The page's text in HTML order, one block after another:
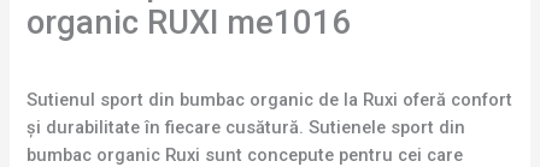
organic RUXI me1016
Sutienul sport din bumbac organic de la Ruxi oferă confort
și durabilitate în fiecare cusătură. Sutienele sport din
bumbac organic Ruxi sunt concepute pentru cei care